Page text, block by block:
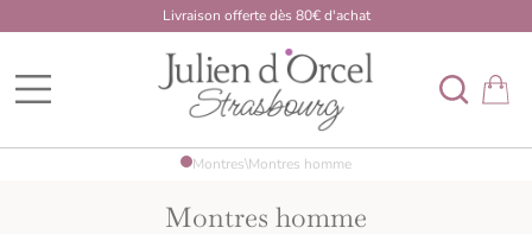
Livraison offerte dès 80€ d'achat
BDK Dome
Montres\Montres homme
Montres homme